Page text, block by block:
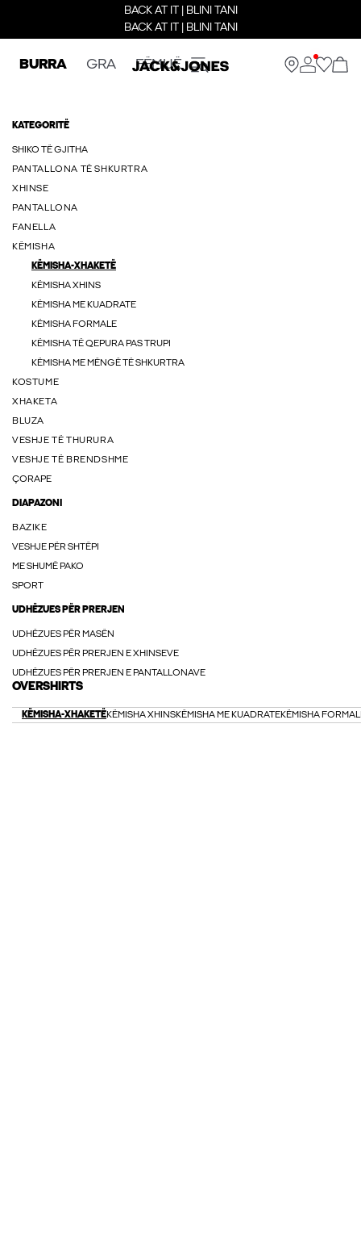
BACK AT IT | BLINI TANI
BACK AT IT | BLINI TANI
BURRA GRA FËMIJË
KATEGORITË
SHIKO TË GJITHA
PANTALLONA TË SHKURTRA
XHINSE
PANTALLONA
FANELLA
KËMISHA
KËMISHA-XHAKETË
KËMISHA XHINS
KËMISHA ME KUADRATE
KËMISHA FORMALE
KËMISHA TË QEPURA PAS TRUPI
KËMISHA ME MËNGË TË SHKURTRA
KOSTUME
XHAKETA
BLUZA
VESHJE TË THURURA
VESHJE TË BRENDSHME
ÇORAPE
DIAPAZONI
BAZIKE
VESHJE PËR SHTËPI
ME SHUMË PAKO
SPORT
UDHËZUES PËR PRERJEN
UDHËZUES PËR MASËN
UDHËZUES PËR PRERJEN E XHINSEVE
UDHËZUES PËR PRERJEN E PANTALLONAVE
OVERSHIRTS
KËMISHA-XHAKETËKËMISHA XHINSKËMISHA ME KUADRATEKËMISHA